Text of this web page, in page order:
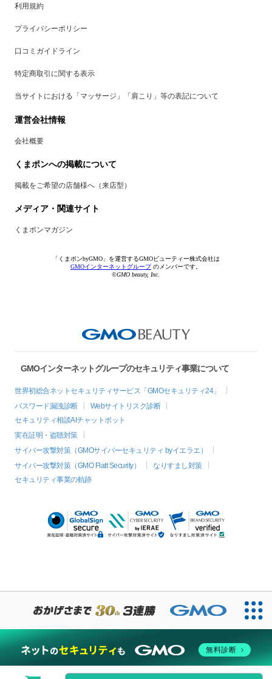
利用規約
プライバシーポリシー
口コミガイドライン
特定商取引に関する表示
当サイトにおける「マッサージ」「肩こり」等の表記について
運営会社情報
会社概要
くまポンへの掲載について
掲載をご希望の店舗様へ（来店型）
メディア・関連サイト
くまポンマガジン
「くまポンbyGMO」を運営するGMOビューティー株式会社は
GMOインターネットグループのメンバーです。
©GMO beauty, Inc.
GMOインターネットグループのセキュリティ事業について
世界初総合ネットセキュリティサービス「GMOセキュリティ24」
パスワード漏洩診断
Webサイトリスク診断
セキュリティ相談AIチャットボット
実在証明・盗聴対策
サイバー攻撃対策（GMOサイバーセキュリティ byイエラエ）
サイバー攻撃対策（GMO Flatt Security）
なりすまし対策
セキュリティ事業の軌跡
無料診断